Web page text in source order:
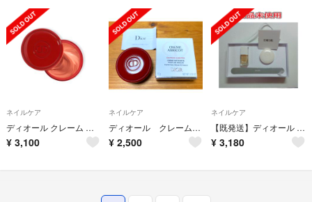
ネイルケア
ディオール クレーム アプリコ 赤 限定品 ネイルクリーム
¥ 3,100
ネイルケア
ディオール クレーム アブリコ ネイルクリーム
¥ 2,500
ネイルケア
【既発送】ディオール ネイルケアセット
¥ 3,180